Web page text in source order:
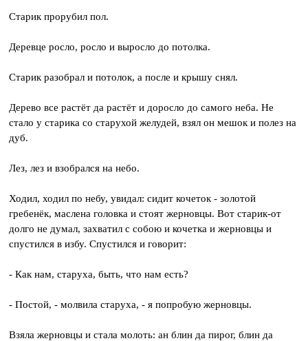
Старик прорубил пол.
Деревце росло, росло и выросло до потолка.
Старик разобрал и потолок, а после и крышу снял.
Дерево все растёт да растёт и доросло до самого неба. Не
стало у старика со старухой желудей, взял он мешок и полез на
дуб.
Лез, лез и взобрался на небо.
Ходил, ходил по небу, увидал: сидит кочеток - золотой
гребенёк, маслена головка и стоят жерновцы. Вот старик-от
долго не думал, захватил с собою и кочетка и жерновцы и
спустился в избу. Спустился и говорит:
- Как нам, старуха, быть, что нам есть?
- Постой, - молвила старуха, - я попробую жерновцы.
Взяла жерновцы и стала молоть: ан блин да пирог, блин да